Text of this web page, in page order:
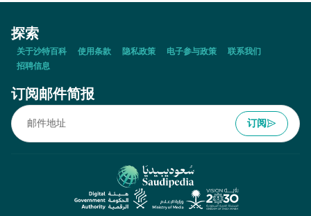
探索
关于沙特百科 使用条款 隐私政策 电子参与政策
联系我们
招聘信息
订阅邮件简报
订阅